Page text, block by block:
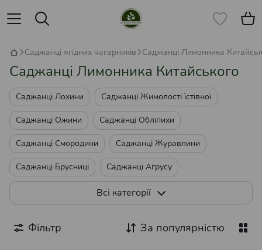
Саджанці ягідних чагарників Саджанці Лимонника
Саджанці Лимонника Китайського
Саджанці Лохини Саджанці Жимолості їстівної
Саджанці Ожини Саджанці Обліпихи
Саджанці Смородини Саджанці Журавлини
Саджанці Брусниці Саджанці Агрусу
Саджанці Ожиномалини Саджанці Ірги
Саджанці Гумі
Всі категорії
Фільтр За популярністю